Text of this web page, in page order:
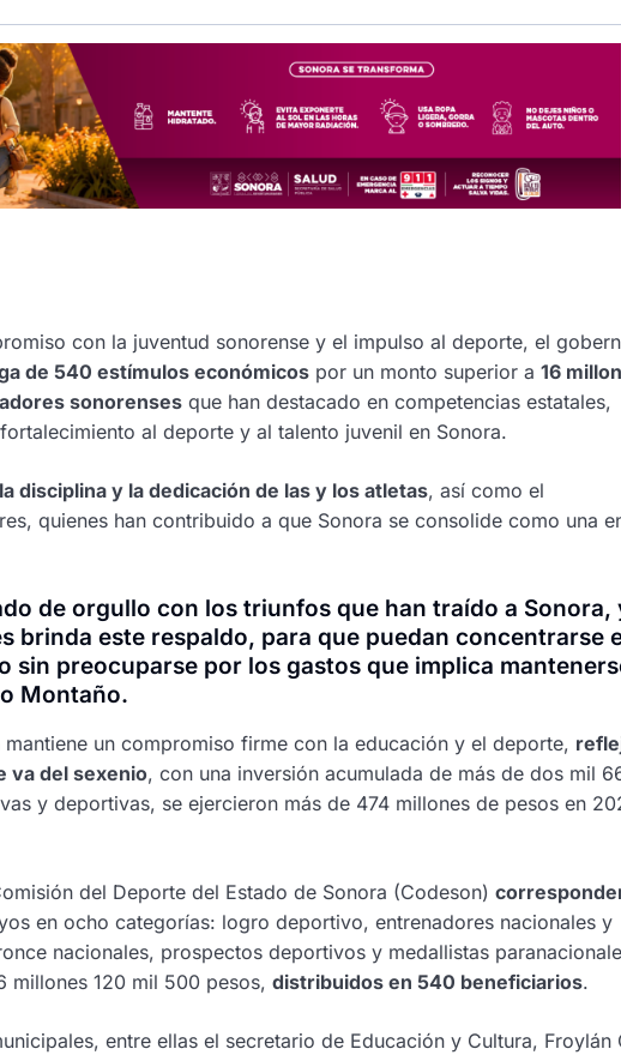
con la juventud sonorense y el impulso al deporte, el
de 540 estímulos económicos por un monto superior a 16
sonorenses que han destacado en competencias estatales,
al deporte y al talento juvenil en Sonora.
disciplina y la dedicación de las y los atletas, así como el
quienes han contribuido a que Sonora se consolide como una
de orgullo con los triunfos que han traído a Sonora,
brinda este respaldo, para que puedan concentrarse
sin preocuparse por los gastos que implica
Montaño.
un compromiso firme con la educación y el deporte,
va del sexenio, con una inversión acumulada de más de dos mil
y deportivas, se ejercieron más de 474 millones de pesos en
del Deporte del Estado de Sonora (Codeson)
en ocho categorías: logro deportivo, entrenadores nacionales y
nacionales, prospectos deportivos y medallistas
millones 120 mil 500 pesos, distribuidos en 540 beneficiarios.
entre ellas el secretario de Educación y Cultura, Froylán